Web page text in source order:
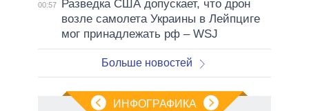
00:57
Разведка США допускает, что дрон
возле самолета Украины в Лейпциге
мог принадлежать рф – WSJ
Больше новостей
ИНФОГРАФИКА